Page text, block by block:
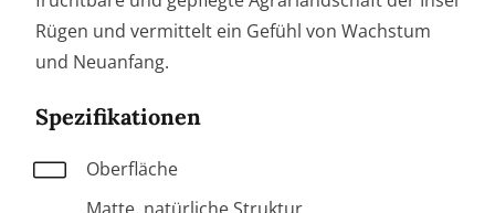
Rügen und vermittelt ein Gefühl von Wachstum
und Neuanfang.
Spezifikationen
Oberfläche
Matte, natürliche Struktur